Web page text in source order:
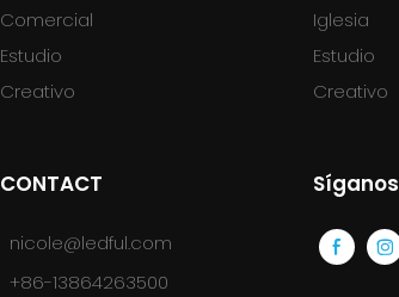
Comercial
Estudio
Creativo
Iglesia
Estudio
Creativo
CONTACT
nicole@ledful.com
+86-13864263500
Síganos